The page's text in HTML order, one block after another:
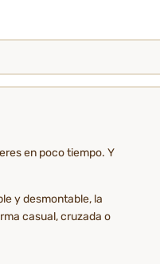
en poco tiempo. Y
y desmontable, la
casual, cruzada o